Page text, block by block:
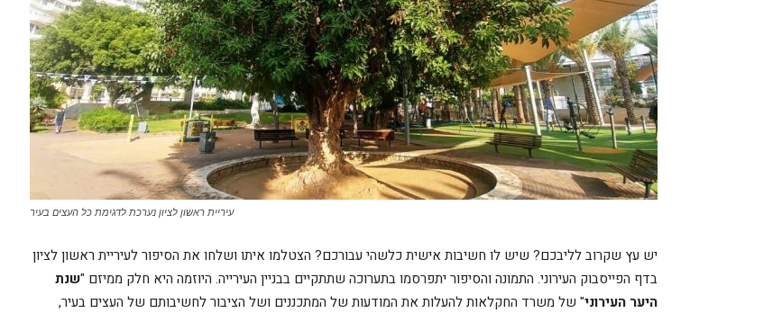
עיריית ראשון לציון נערכת לדגימת כל העצים בעיר
יש עץ שקרוב לליבכם? שיש לו חשיבות אישית כלשהי עבורכם? הצטלמו איתו ושלחו את הסיפור לעיריית ראשון לציון
בדף הפייסבוק העירוני. התמונה והסיפור יתפרסמו בתערוכה שתתקיים בבניין העירייה. היוזמה היא חלק ממיזם "שנת
היער העירוני" של משרד החקלאות להעלות את המודעות של המתכננים ושל הציבור לחשיבותם של העצים בעיר,